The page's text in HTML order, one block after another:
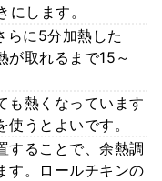
します。
らに5分加熱した
が取れるまで15～
も熱くなっています
うとよいです。
することで、余熱調
す。ロールチキンの